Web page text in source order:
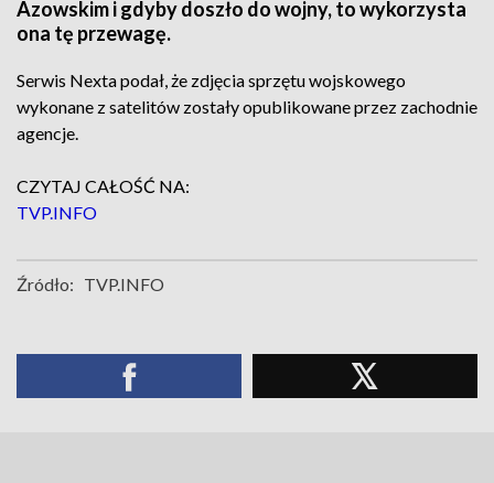
Azowskim i gdyby doszło do wojny, to wykorzysta
ona tę przewagę.
Serwis Nexta podał, że zdjęcia sprzętu wojskowego
wykonane z satelitów zostały opublikowane przez zachodnie
agencje.
CZYTAJ CAŁOŚĆ NA:
TVP.INFO
Źródło: TVP.INFO